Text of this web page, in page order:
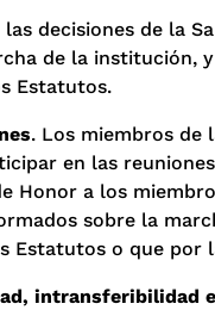
decisiones de la
de la institución, y
Estatutos.
. Los miembros de
en las
Honor a los
sobre la
Estatutos o que
intransferibilidad